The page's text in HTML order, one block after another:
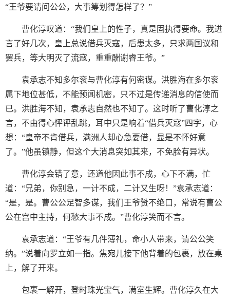
“王爷要请问公公，大事筹划得怎样了？”
曹化淳叹道：“我们皇上的性子，真是固执得要命。我进
言了好几次，皇上总说借兵灭寇，后患太多，只求两国议和
罢兵，等大明灭了流寇，重重酬谢睿王爷。”
袁承志不知多尔衮与曹化淳有何密谋。洪胜海在多尔衮
属下地位甚低，不能预闻机密，只不过是传递消息的信使而
已。洪胜海不知，袁承志自然也不知了。这时听了曹化淳之
言，不由得心怦评乱跳，耳中只是响着“借兵灭寇”四字，心
想：“皇帝不肯借兵，满洲人却心急要借，显是不怀好意
了。”他虽镇静，但这个大消息突如其来，不免脸有异状。
曹化淳会错了意，还道他因此事不成，心下不满，忙
道：“兄弟，你别急，一计不成，二计又生呀！”袁承志道：
“是，是。曹公公足智多谋，我们王爷赞不绝口，常说有曹公
公在宫中主持，何愁大事不成。”曹化淳笑而不言。
袁承志道：“王爷有几件薄礼，命小人带来，请公公笑
纳。”说着向罗立如一指。焦宛儿接下他背着的包裹，放在桌
上，解了开来。
包裹一解开，登时珠光宝气，满室生辉。曹化淳久在大